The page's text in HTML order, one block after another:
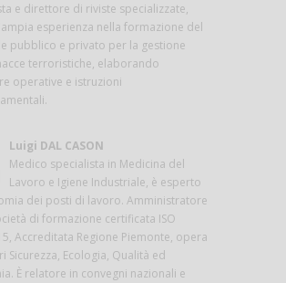
e direttore di riviste specializzate,
esperienza nella formazione del
pubblico e privato per la gestione
terroristiche, elaborando
operative e istruzioni
Luigi DAL CASON
Medico specialista in Medicina del
Lavoro e Igiene Industriale, è esperto
dei posti di lavoro. Amministratore
di formazione certificata ISO
Accreditata Regione Piemonte, opera
Sicurezza, Ecologia, Qualità ed
È relatore in convegni nazionali e